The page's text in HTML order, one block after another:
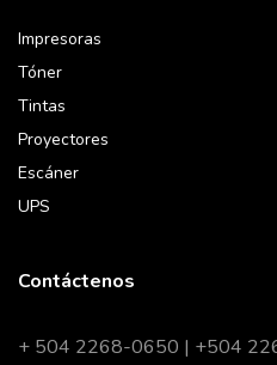
Impresoras
Tóner
Tintas
Proyectores
Escáner
UPS
Contáctenos
+ 504 2268-0650 | +504